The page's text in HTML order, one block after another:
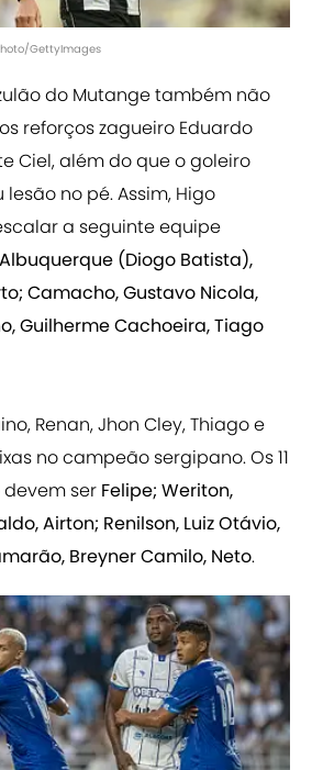
GettyImages
do Mutange também não
reforços zagueiro Eduardo
Ciel, além do que o goleiro
no pé. Assim, Higo
a seguinte equipe
(Diogo Batista),
Camacho, Gustavo Nicola,
Guilherme Cachoeira, Tiago
Renan, Jhon Cley, Thiago e
no campeão sergipano. Os 11
ser Felipe; Weriton,
Airton; Renilson, Luiz Otávio,
Breyner Camilo, Neto.